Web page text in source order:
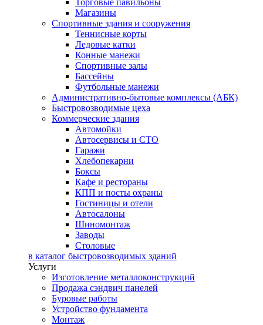
Торговые павильоны
Магазины
Спортивные здания и сооружения
Теннисные корты
Ледовые катки
Конные манежи
Спортивные залы
Бассейны
Футбольные манежи
Административно-бытовые комплексы (АБК)
Быстровозводимые цеха
Коммерческие здания
Автомойки
Автосервисы и СТО
Гаражи
Хлебопекарни
Боксы
Кафе и рестораны
КПП и посты охраны
Гостиницы и отели
Автосалоны
Шиномонтаж
Заводы
Столовые
в каталог быстровозводимых зданий
Услуги
Изготовление металлоконструкций
Продажа сэндвич панелей
Буровые работы
Устройство фундамента
Монтаж